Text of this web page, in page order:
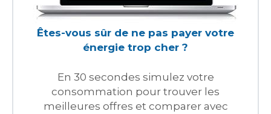
Êtes-vous sûr de ne pas payer votre
énergie trop cher ?
En 30 secondes simulez votre
consommation pour trouver les
meilleures offres et comparer avec